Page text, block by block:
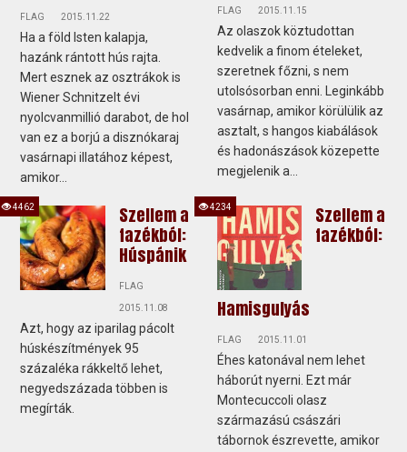
FLAG 2015.11.22
Ha a föld Isten kalapja,
hazánk rántott hús rajta.
Mert esznek az osztrákok is
Wiener Schnitzelt évi
nyolcvanmillió darabot, de hol
van ez a borjú a disznókaraj
vasárnapi illatához képest,
amikor...
FLAG 2015.11.15
Az olaszok köztudottan
kedvelik a finom ételeket,
szeretnek főzni, s nem
utolsósorban enni. Leginkább
vasárnap, amikor körülülik az
asztalt, s hangos kiabálások
és hadonászások közepette
megjelenik a...
Szellem a
fazékból:
Húspánik
FLAG
2015.11.08
Azt, hogy az iparilag pácolt
húskészítmények 95
százaléka rákkeltő lehet,
negyedszázada többen is
megírták.
4462
Szellem a
fazékból:
Hamisgulyás
FLAG 2015.11.01
Éhes katonával nem lehet
háborút nyerni. Ezt már
Montecuccoli olasz
származású császári
tábornok észrevette, amikor
4234